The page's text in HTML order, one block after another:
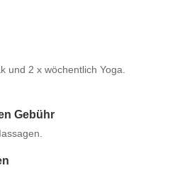
und 2 x wöchentlich Yoga.
Gebühr